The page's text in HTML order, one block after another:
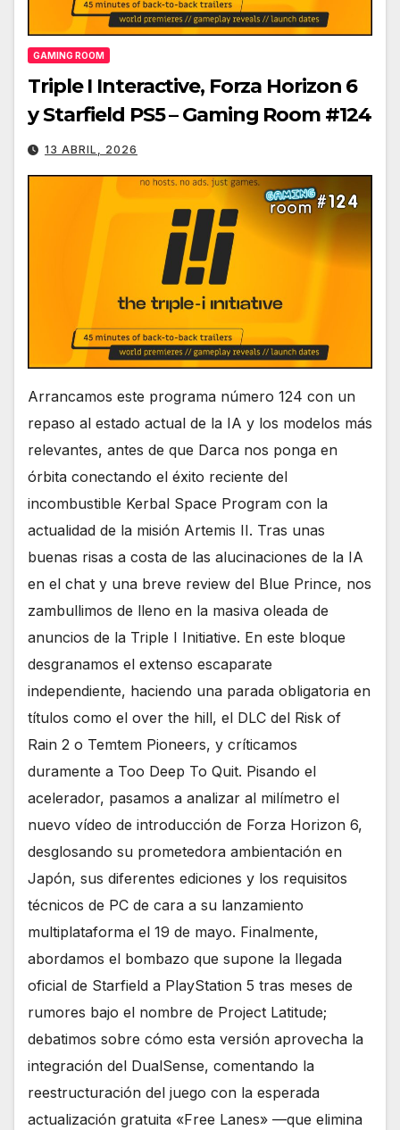
GAMING ROOM
Triple I Interactive, Forza Horizon 6
y Starfield PS5 – Gaming Room #124
13 ABRIL, 2026
Arrancamos este programa número 124 con un
repaso al estado actual de la IA y los modelos más
relevantes, antes de que Darca nos ponga en
órbita conectando el éxito reciente del
incombustible Kerbal Space Program con la
actualidad de la misión Artemis II. Tras unas
buenas risas a costa de las alucinaciones de la IA
en el chat y una breve review del Blue Prince, nos
zambullimos de lleno en la masiva oleada de
anuncios de la Triple I Initiative. En este bloque
desgranamos el extenso escaparate
independiente, haciendo una parada obligatoria en
títulos como el over the hill, el DLC del Risk of
Rain 2 o Temtem Pioneers, y críticamos
duramente a Too Deep To Quit. Pisando el
acelerador, pasamos a analizar al milímetro el
nuevo vídeo de introducción de Forza Horizon 6,
desglosando su prometedora ambientación en
Japón, sus diferentes ediciones y los requisitos
técnicos de PC de cara a su lanzamiento
multiplataforma el 19 de mayo. Finalmente,
abordamos el bombazo que supone la llegada
oficial de Starfield a PlayStation 5 tras meses de
rumores bajo el nombre de Project Latitude;
debatimos sobre cómo esta versión aprovecha la
integración del DualSense, comentando la
reestructuración del juego con la esperada
actualización gratuita «Free Lanes» —que elimina